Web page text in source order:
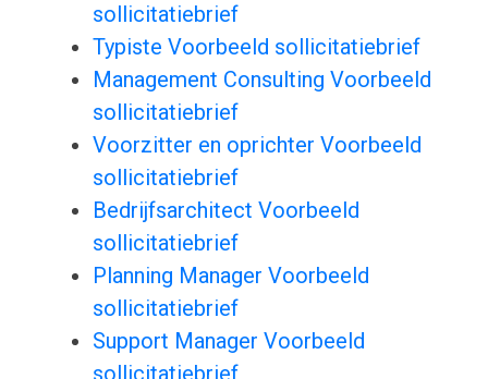
sollicitatiebrief
Typiste Voorbeeld sollicitatiebrief
Management Consulting Voorbeeld
sollicitatiebrief
Voorzitter en oprichter Voorbeeld
sollicitatiebrief
Bedrijfsarchitect Voorbeeld
sollicitatiebrief
Planning Manager Voorbeeld
sollicitatiebrief
Support Manager Voorbeeld
sollicitatiebrief